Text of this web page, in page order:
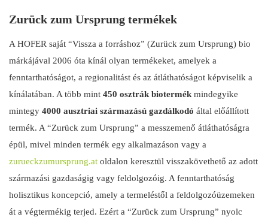
Zurück zum Ursprung termékek
A HOFER saját “Vissza a forráshoz” (Zurück zum Ursprung) bio
márkájával 2006 óta kínál olyan termékeket, amelyek a
fenntarthatóságot, a regionalitást és az átláthatóságot képviselik a
kínálatában. A több mint 450 osztrák biotermék mindegyike
mintegy 4000 ausztriai származású gazdálkodó által előállított
termék. A “Zurück zum Ursprung” a messzemenő átláthatóságra
épül, mivel minden termék egy alkalmazáson vagy a
zurueckzumursprung.at oldalon keresztül visszakövethető az adott
származási gazdaságig vagy feldolgozóig. A fenntarthatóság
holisztikus koncepció, amely a termeléstől a feldolgozóüzemeken
át a végtermékig terjed. Ezért a “Zurück zum Ursprung” nyolc